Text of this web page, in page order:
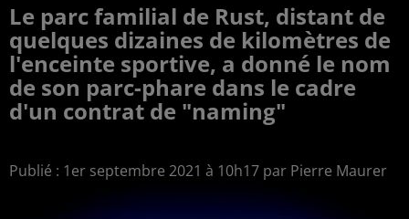
Le parc familial de Rust, distant de
quelques dizaines de kilomètres de
l'enceinte sportive, a donné le nom
de son parc-phare dans le cadre
d'un contrat de "naming"
Publié : 1er septembre 2021 à 10h17 par Pierre Maurer